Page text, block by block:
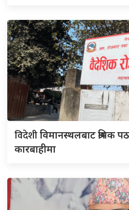
विदेशीविमानस्थलबाट श्रमिक
कारबाहीमा